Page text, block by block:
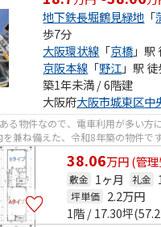
地下鉄長堀鶴見緑地 「
歩7分
大阪環状線 「京橋」駅
京阪本線 「野江」駅
築1年未満 / 6階建
大阪府大阪市城東区中
る物件なので、電車利用が多い方
兼ね備えた、令和8年築の物件で
高いです。
38.06万円(管
敷金 1ヶ月 礼金
坪単価 2.2万円
1階 / 17.30坪